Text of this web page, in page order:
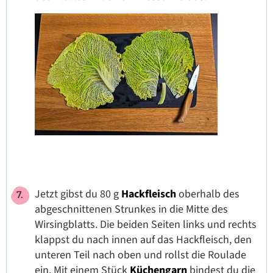
Jetzt gibst du 80 g Hackfleischoberhalb des
abgeschnittenen Strunkes in die Mitte des
Wirsingblatts. Die beiden Seiten links und rechts
klappst du nach innen auf das Hackfleisch, den
unteren Teil nach oben und rollst die Roulade